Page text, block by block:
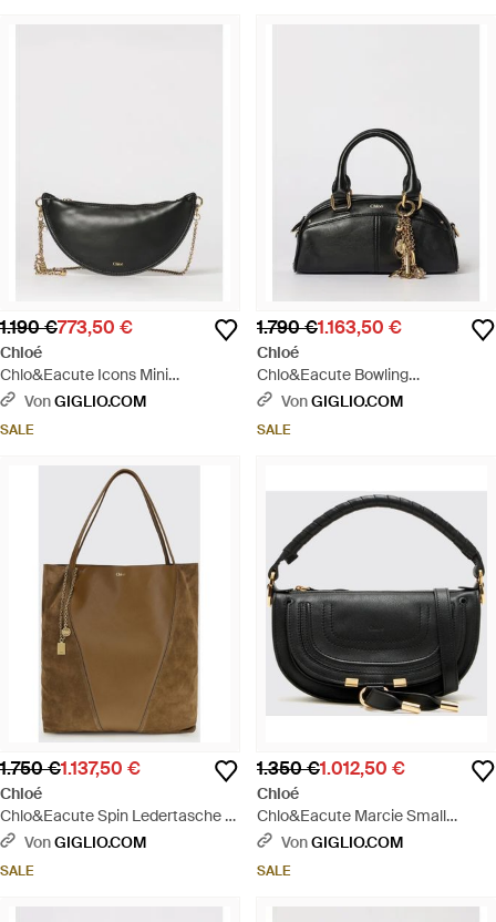
1.190 €773,50 €
Chloé
Chlo&Eacute Icons Mini
Ledertasche - Grau
VonGIGLIO.COM
SALE
1.790 €1.163,50 €
Chloé
Chlo&Eacute Bowling
Ledertasche - Schwarz
VonGIGLIO.COM
SALE
1.750 €1.137,50 €
Chloé
Chlo&Eacute Spin Ledertasche -
Natur
VonGIGLIO.COM
SALE
1.350 €1.012,50 €
Chloé
Chlo&Eacute Marcie Small
Ledertasche - Schwarz
VonGIGLIO.COM
SALE